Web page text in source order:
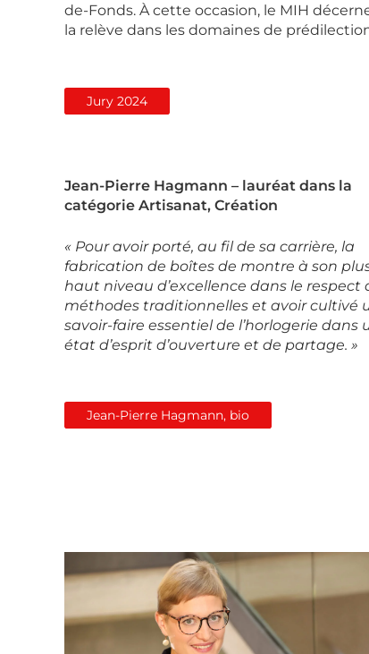
de-Fonds. À cette occasion, le MIH
la relève dans les domaines de
Jury 2024
Jean-Pierre Hagmann – lauréat dans la
catégorie Artisanat, Création
« Pour avoir porté, au fil de sa carrière, la
fabrication de boîtes de montre à son
haut niveau d’excellence dans le respect
méthodes traditionnelles et avoir cultivé
savoir-faire essentiel de l’horlogerie dans
état d’esprit d’ouverture et de partage. »
Jean-Pierre Hagmann, bio